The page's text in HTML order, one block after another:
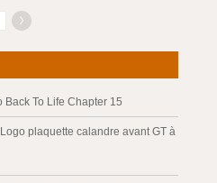
Back To Life Chapter 15
plaquette calandre avant GT à